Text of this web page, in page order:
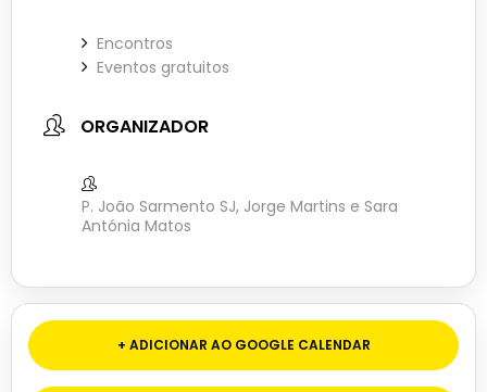
Encontros
Eventos gratuitos
ORGANIZADOR
P. João Sarmento SJ, Jorge Martins e Sara
Antónia Matos
+ ADICIONAR AO GOOGLE CALENDAR